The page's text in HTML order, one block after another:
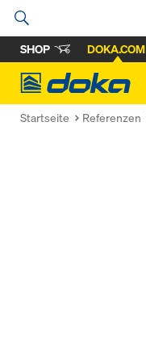
SHOP DOKA.COM
Doka
Startseite Referenzen